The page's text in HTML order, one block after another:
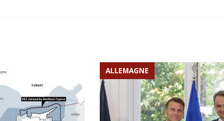
de la Police militaire
ALLEMAGNE